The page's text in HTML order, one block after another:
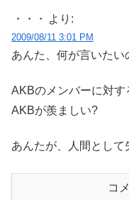
・・・ より:
2009/08/11 3:01 PM
あんた、何が言いたい
AKBのメンバーに対す
AKBが羨ましい?
あんたが、人間として
コ